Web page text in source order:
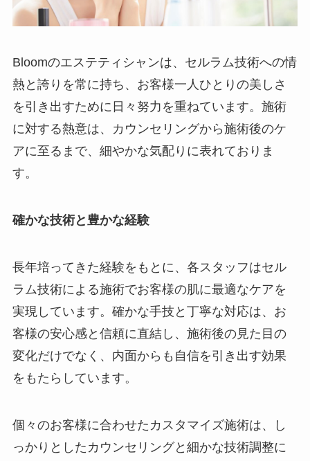
Bloomのエステティシャンは、セルラム技術への情
熱と誇りを常に持ち、お客様一人ひとりの美しさ
を引き出すために日々努力を重ねています。施術
に対する熱意は、カウンセリングから施術後のケ
アに至るまで、細やかな気配りに表れておりま
す。
確かな技術と豊かな経験
長年培ってきた経験をもとに、各スタッフはセル
ラム技術による施術でお客様の肌に最適なケアを
実現しています。確かな手技と丁寧な対応は、お
客様の安心感と信頼に直結し、施術後の見た目の
変化だけでなく、内面からも自信を引き出す効果
をもたらしています。
個々のお客様に合わせたカスタマイズ施術は、し
っかりとしたカウンセリングと細かな技術調整に